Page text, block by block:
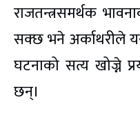
राजतन्त्रसमर्थक
सक्छ भने अर्काथरीले
घटनाको सत्य खोज्ने
छन्।